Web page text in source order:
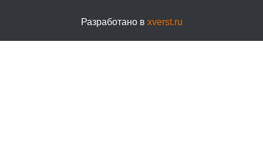
Разработано в xverst.ru